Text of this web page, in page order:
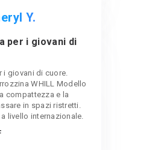
Y.
per i giovani di
i giovani di cuore.
WHILL Modello
compattezza e la
in spazi ristretti.
livello internazionale.